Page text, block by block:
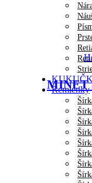
Remienky
MINET